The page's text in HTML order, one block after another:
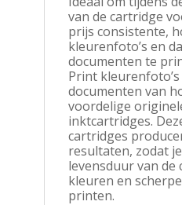
van de cartridge
prijs consistente,
kleurenfoto’s en
documenten te
Print
documenten van
voordelige
inktcartridges.
cartridges
resultaten, zodat
levensduur van de
kleuren en
printen.